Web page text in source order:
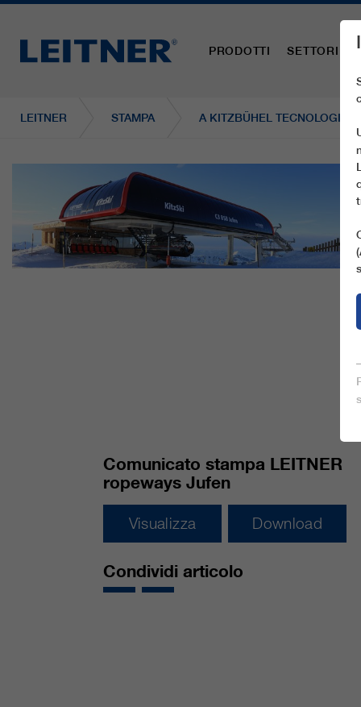
PRODOTTI SETTORI
LEITNER STAMPA A KITZBÜHEL TECNOLOGIE
Comunicato stampa LEITNER
ropeways Jufen
Visualizza Download
Condividi articolo